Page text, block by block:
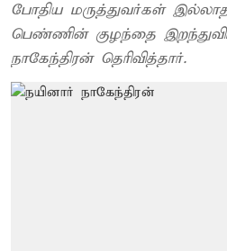
போதிய மருத்துவர்கள்
பெண்ணின் குழந்தை
நாகேந்திரன் தெரிவித்தார்.